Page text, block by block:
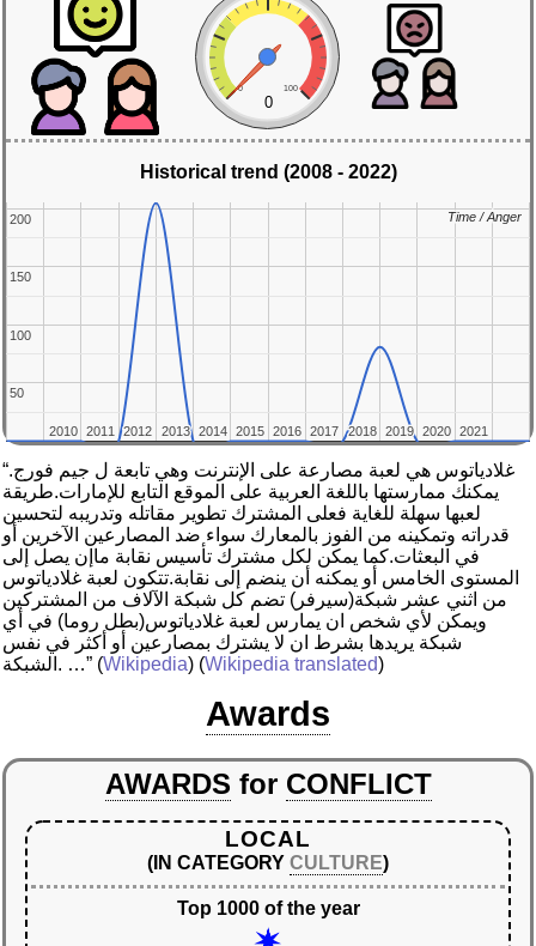
0 100
0
Historical trend (2008 - 2022)
2010
2010 2012
2012 2014
2014 2016
2016 2018
2018 2020
2020
2011
2011 2013
2013 2015
2015 2017
2017 2019
2019 2021
2021
50
50
100
100
150
150
200
200 Time / Anger
Time / Anger
“غلادياتوس هي لعبة مصارعة على الإنترنت وهي تابعة ل جيم فورج.
يمكنك ممارستها باللغة العربية على الموقع التابع للإمارات.طريقة
لعبها سهلة للغاية فعلى المشترك تطوير مقاتله وتدريبه لتحسين
قدراته وتمكينه من الفوز بالمعارك سواء ضد المصارعين الآخرين أو
في البعثات.كما يمكن لكل مشترك تأسيس نقابة ماإن يصل إلى
المستوى الخامس أو يمكنه أن ينضم إلى نقابة.تتكون لعبة غلادياتوس
من اثني عشر شبكة(سيرفر) تضم كل شبكة الآلاف من المشتركين
ويمكن لأي شخص ان يمارس لعبة غلادياتوس(بطل روما) في أي
شبكة يريدها بشرط ان لا يشترك بمصارعين أو أكثر في نفس
الشبكة. …” (Wikipedia) (Wikipedia translated)
Awards
AWARDS for CONFLICT
LOCAL
(IN CATEGORY CULTURE)
Top 1000 of the year